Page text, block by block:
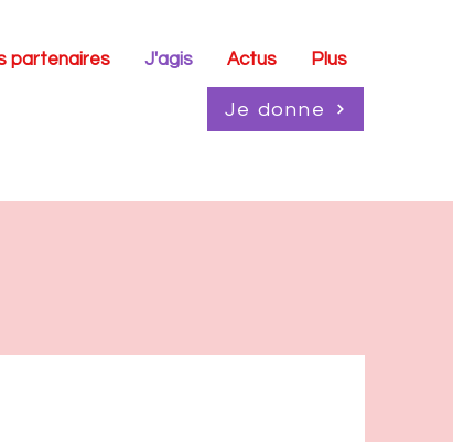
partenaires J'agis Actus Plus
Je donne